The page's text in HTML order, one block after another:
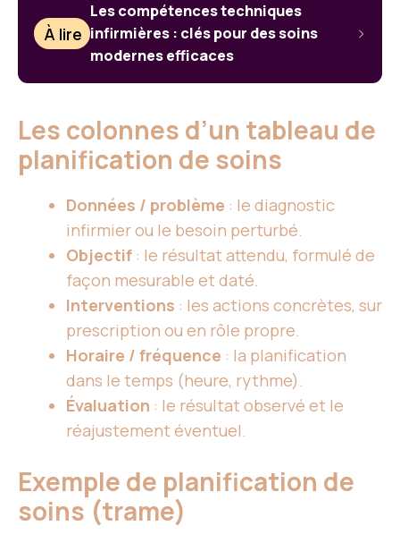
À lire
Les compétences techniques
infirmières : clés pour des soins
modernes efficaces
Les colonnes d’un tableau de
planification de soins
Données / problème : le diagnostic
infirmier ou le besoin perturbé.
Objectif : le résultat attendu, formulé de
façon mesurable et daté.
Interventions : les actions concrètes, sur
prescription ou en rôle propre.
Horaire / fréquence : la planification
dans le temps (heure, rythme).
Évaluation : le résultat observé et le
réajustement éventuel.
Exemple de planification de
soins (trame)